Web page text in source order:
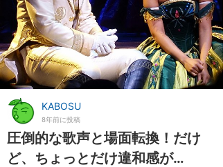
KABOSU
8年前に投稿
圧倒的な歌声と場面転換！だけ
ど、ちょっとだけ違和感が…